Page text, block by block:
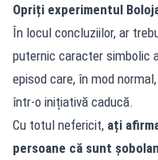
Opriți experimentul
În locul concluziilor, ar
puternic caracter simbolic
episod care, în mod
într-o inițiativă caducă.
Cu totul nefericit, ați
persoane că sunt